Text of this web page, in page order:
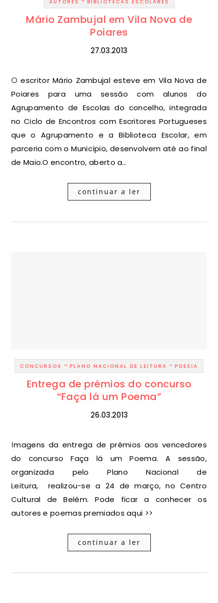
AUTORES BIBLIOTECAS ESCOLARES
Mário Zambujal em Vila Nova de
Poiares
27.03.2013
O escritor Mário Zambujal esteve em Vila Nova de
Poiares para uma sessão com alunos do
Agrupamento de Escolas do concelho, integrada
no Ciclo de Encontros com Escritores Portugueses
que o Agrupamento e a Biblioteca Escolar, em
parceria com o Município, desenvolvem até ao final
de Maio.O encontro, aberto a…
continuar a ler
CONCURSOS - PLANO NACIONAL DE LEITURA - POESIA
Entrega de prémios do concurso
“Faça lá um Poema”
26.03.2013
Imagens da entrega de prémios aos vencedores
do concurso Faça lá um Poema. A sessão,
organizada pelo Plano Nacional de
Leitura, realizou-se a 24 de março, no Centro
Cultural de Belém. Pode ficar a conhecer os
autores e poemas premiados aqui >>
continuar a ler